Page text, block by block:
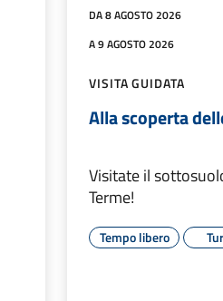
DA 8 AGOSTO 2026
A 9 AGOSTO 2026
VISITA GUIDATA
Alla scoperta
Visitate il
Terme!
Tempo libero